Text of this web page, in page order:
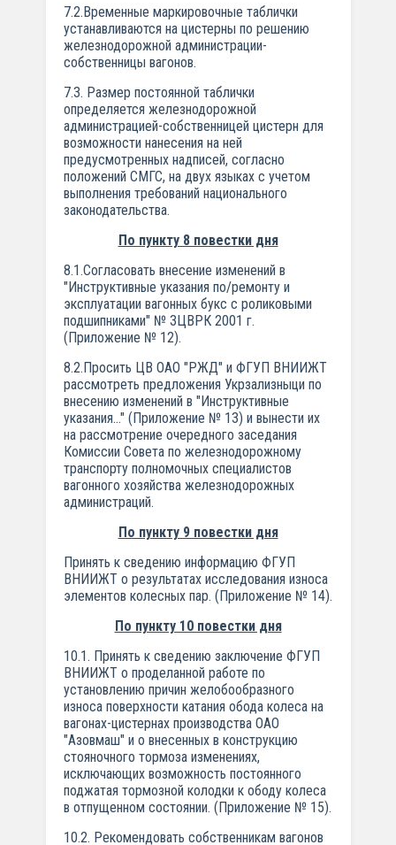
7.2.Временные маркировочные таблички
устанавливаются на цистерны по решению
железнодорожной администрации-
собственницы вагонов.
7.3. Размер постоянной таблички
определяется железнодорожной
администрацией-собственницей цистерн для
возможности нанесения на ней
предусмотренных надписей, согласно
положений СМГС, на двух языках с учетом
выполнения требований национального
законодательства.
По пункту 8 повестки дня
8.1.Согласовать внесение изменений в
"Инструктивные указания по/ремонту и
эксплуатации вагонных букс с роликовыми
подшипниками" № ЗЦВРК 2001 г.
(Приложение № 12).
8.2.Просить ЦВ ОАО "РЖД" и ФГУП ВНИИЖТ
рассмотреть предложения Укрзализныци по
внесению изменений в "Инструктивные
указания..." (Приложение № 13) и вынести их
на рассмотрение очередного заседания
Комиссии Совета по железнодорожному
транспорту полномочных специалистов
вагонного хозяйства железнодорожных
администраций.
По пункту 9 повестки дня
Принять к сведению информацию ФГУП
ВНИИЖТ о результатах исследования износа
элементов колесных пар. (Приложение № 14).
По пункту 10 повестки дня
10.1. Принять к сведению заключение ФГУП
ВНИИЖТ о проделанной работе по
установлению причин желобообразного
износа поверхности катания обода колеса на
вагонах-цистернах производства ОАО
"Азовмаш" и о внесенных в конструкцию
стояночного тормоза изменениях,
исключающих возможность постоянного
поджатая тормозной колодки к ободу колеса
в отпущенном состоянии. (Приложение № 15).
10.2. Рекомендовать собственникам вагонов